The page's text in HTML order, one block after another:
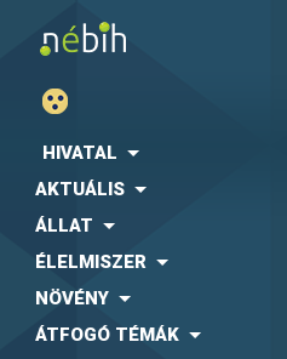
HIVATAL
AKTUÁLIS
ÁLLAT
ÉLELMISZER
NÖVÉNY
ÁTFOGÓ TÉMÁK